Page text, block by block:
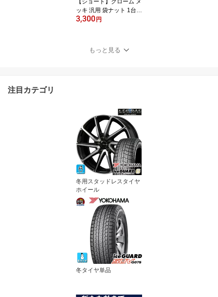
【ショート】クローム メ
ッキ 汎用 袋ナット 1台分
taiya
3,300 円
もっと見る
注目カテゴリ
冬用スタッドレスタイヤ
ホイール
冬タイヤ単品